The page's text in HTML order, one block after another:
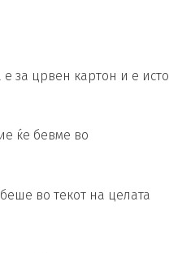
за црвен картон и е исто
ќе бевме во
во текот на целата